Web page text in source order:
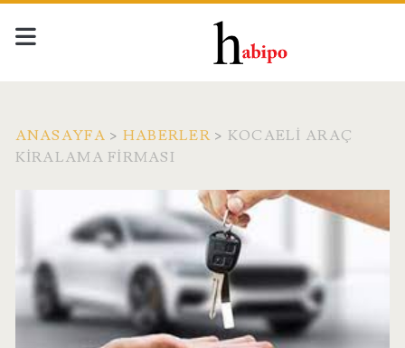
ANASAYFA > HABERLER> KOCAELI ARAÇ
KIRALAMA FIRMASI